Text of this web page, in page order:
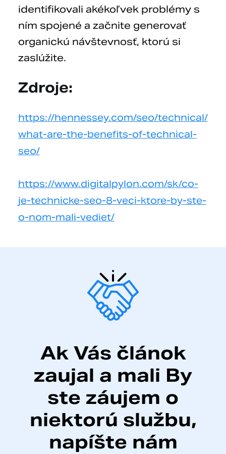
identifikovali akékoľvek problémy s
ním spojené a začnite generovať
organickú návštevnosť, ktorú si
zaslúžite.
Zdroje:
https://hennessey.com/seo/technical/
what-are-the-benefits-of-technical-
seo/
https://www.digitalpylon.com/sk/co-
je-technicke-seo-8-veci-ktore-by-ste-
o-nom-mali-vediet/
Ak Vás článok
zaujal a mali By
ste záujem o
niektorú službu,
napíšte nám